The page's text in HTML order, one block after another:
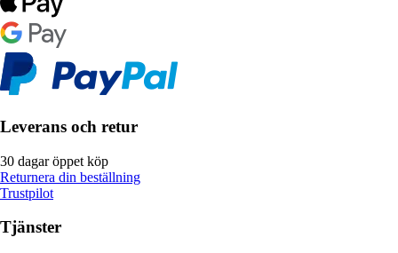
Leverans och retur
30 dagar öppet köp
Returnera din beställning
Trustpilot
Tjänster